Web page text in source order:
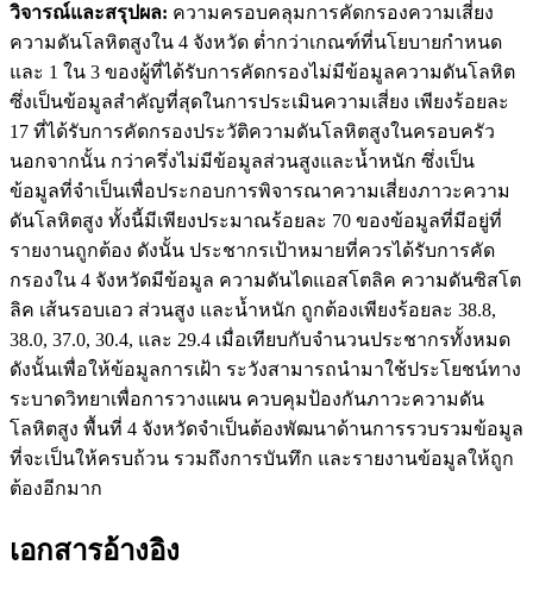
วิจารณ์และสรุปผล: ความครอบคลุมการคัดกรองความเสี่ยง
ความดันโลหิตสูงใน 4 จังหวัด ต่ำกว่าเกณฑ์ที่นโยบายกำหนด
และ 1 ใน 3 ของผู้ที่ได้รับการคัดกรองไม่มีข้อมูลความดันโลหิต
ซึ่งเป็นข้อมูลสำคัญที่สุดในการประเมินความเสี่ยง เพียงร้อยละ
17 ที่ได้รับการคัดกรองประวัติความดันโลหิตสูงในครอบครัว
นอกจากนั้น กว่าครึ่งไม่มีข้อมูลส่วนสูงและน้ำหนัก ซึ่งเป็น
ข้อมูลที่จำเป็นเพื่อประกอบการพิจารณาความเสี่ยงภาวะความ
ดันโลหิตสูง ทั้งนี้มีเพียงประมาณร้อยละ 70 ของข้อมูลที่มีอยู่ที่
รายงานถูกต้อง ดังนั้น ประชากรเป้าหมายที่ควรได้รับการคัด
กรองใน 4 จังหวัดมีข้อมูล ความดันไดแอสโตลิค ความดันซิสโต
ลิค เส้นรอบเอว ส่วนสูง และน้ำหนัก ถูกต้องเพียงร้อยละ 38.8,
38.0, 37.0, 30.4, และ 29.4 เมื่อเทียบกับจำนวนประชากรทั้งหมด
ดังนั้นเพื่อให้ข้อมูลการเฝ้า ระวังสามารถนำมาใช้ประโยชน์ทาง
ระบาดวิทยาเพื่อการวางแผน ควบคุมป้องกันภาวะความดัน
โลหิตสูง พื้นที่ 4 จังหวัดจำเป็นต้องพัฒนาด้านการรวบรวมข้อมูล
ที่จะเป็นให้ครบถ้วน รวมถึงการบันทึก และรายงานข้อมูลให้ถูก
ต้องอีกมาก
เอกสารอ้างอิง